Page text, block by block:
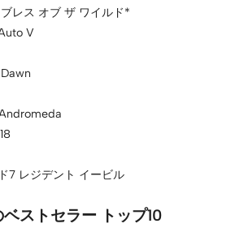
レス オブ ザ ワイルド*
V
7 レジデント イービル
ストセラー トップ10